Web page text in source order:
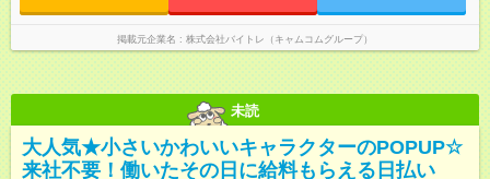
掲載元企業名 株式会社バイトレ（キャムコムグループ）
未読
大人気★小さいかわいいキャラクターのPOPUP☆
来社不要！働いたその日に給料もらえる日払い